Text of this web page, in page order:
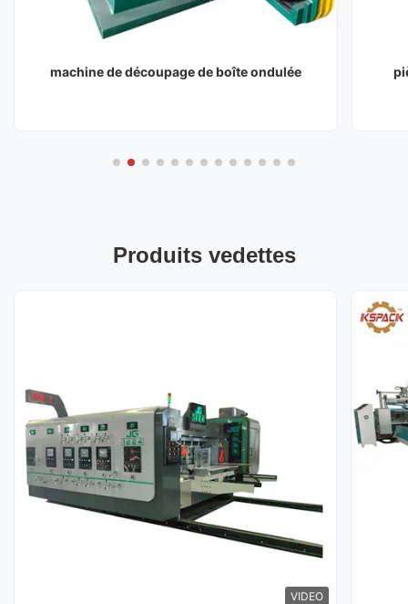
machine de découpage de boîte ondulée
Produits vedettes
VIDEO